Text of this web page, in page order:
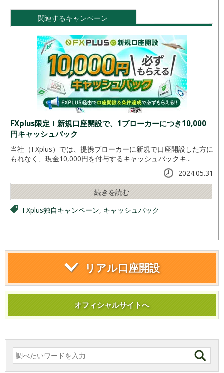
関連するキャンペーン
FXplus限定！新規口座開設で、1ブローカーにつき10,000
円キャッシュバック
当社（FXplus）では、提携ブローカーに新規で口座開設した方に
もれなく、現金10,000円を付与するキャッシュバックキ...
2024.05.31
続きを読む
FXplus独自キャンペーン, キャッシュバック
リアル口座開設
オフィシャルサイトへ